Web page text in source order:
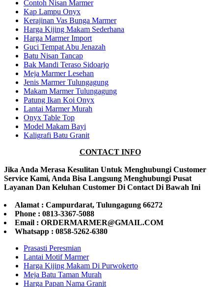
Contoh Nisan Marmer
Kap Lampu Onyx
Kerajinan Vas Bunga Marmer
Harga Kijing Makam Sederhana
Harga Marmer Import
Guci Tempat Abu Jenazah
Batu Nisan Tancap
Bak Mandi Teraso Sidoarjo
Meja Marmer Lesehan
Jenis Marmer Tulungagung
Makam Marmer Tulungagung
Patung Ikan Koi Onyx
Lantai Marmer Murah
Onyx Table Top
Model Makam Bayi
Kaligrafi Batu Granit
CONTACT INFO
Jika Anda Merasa Kesulitan Untuk Menghubungi Customer
Service Kami, Anda Bisa Langsung Menghubungi Pusat
Layanan Dan Keluhan Customer Di Contact Di Bawah Ini
Alamat : Campurdarat, Tulungagung 66272
Phone : 0813-3367-5088
Email : ORDERMARMER@GMAIL.COM
Whatsapp : 0858-5262-6380
Prasasti Peresmian
Lantai Motif Marmer
Harga Kijing Makam Di Purwokerto
Meja Batu Taman Murah
Harga Papan Nama Granit